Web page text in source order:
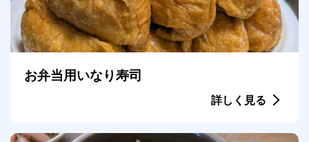
お弁当用いなり寿司
詳しく見る